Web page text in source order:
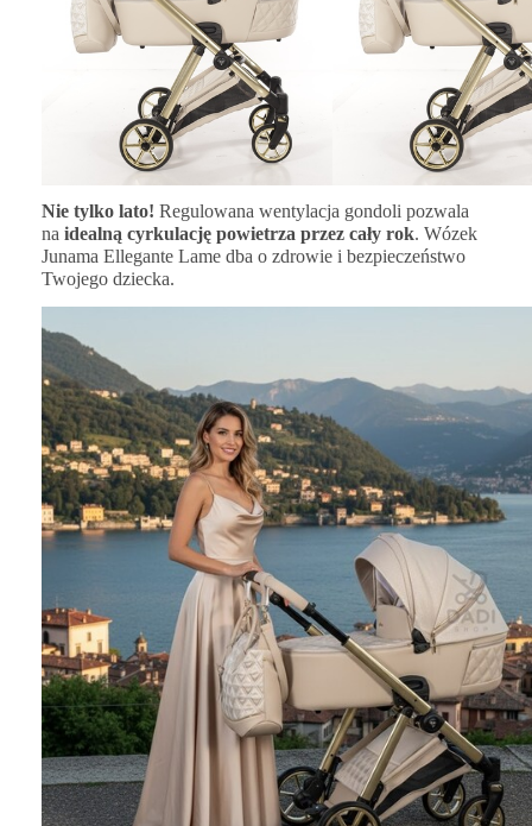
Nie tylko lato! Regulowana wentylacja gondoli pozwala
na idealną cyrkulację powietrza przez cały rok. Wózek
Junama Ellegante Lame dba o zdrowie i bezpieczeństwo
Twojego dziecka.